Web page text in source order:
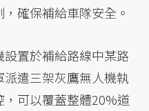
確保補給車隊安全。
置於補給路線中某路
遣三架灰鷹無人機執
可以覆蓋整體20%道